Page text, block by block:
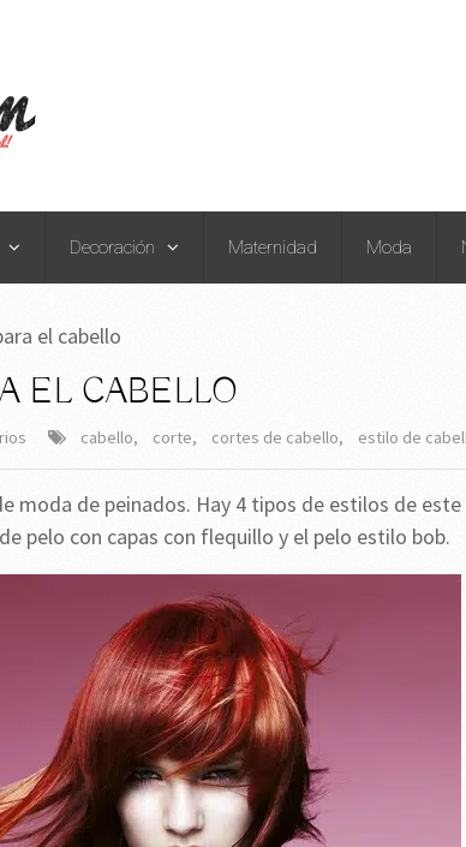
Decoración Maternidad Moda
el cabello
EL CABELLO
cabello, corte, cortes de cabello, estilo de
moda de peinados. Hay 4 tipos de estilos de este
pelo con capas con flequillo y el pelo estilo bob.